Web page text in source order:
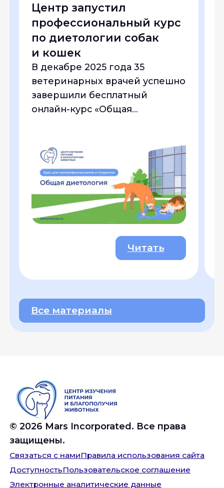
Центр запустил
профессиональный курс
по диетологии собак
и кошек
В декабре 2025 года 35
ветеринарных врачей успешно
завершили бесплатный
онлайн-курс «Общая
квалификации
государственного образца.
В 2026 году курс смогут
пройти дипломированные
специалисты разных
направлений в области работы
с животными и студенты
профильных ВУЗов.Читать
Все материалы
©2026 Mars Incorporated. Все права
защищены.
Связаться с намиПравила использования сайта
ДоступностьПользовательское соглашение
Электронные аналитические данные